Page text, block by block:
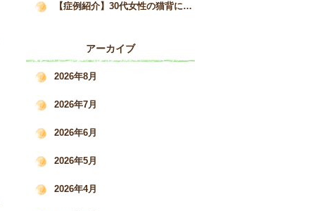
【症例紹介】30代女性の猫背による肩こり・腰痛を根本改善した施術事例｜姿勢矯正院スタイルケア
アーカイブ
2026年8月
2026年7月
2026年6月
2026年5月
2026年4月